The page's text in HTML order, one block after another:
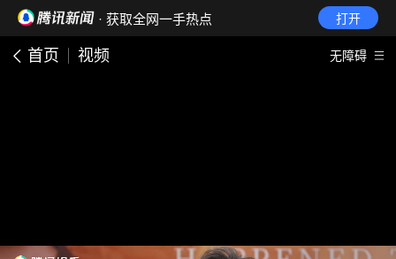
· 获取全网一手热点 打开
首页 视频 无障碍